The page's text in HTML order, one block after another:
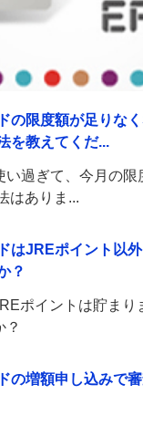
の限度額が足りな
を教えてくだ...
い過ぎて、今月の限
はありま...
はJREポイント以
？
ポイントは貯まり
？
の増額申し込みで